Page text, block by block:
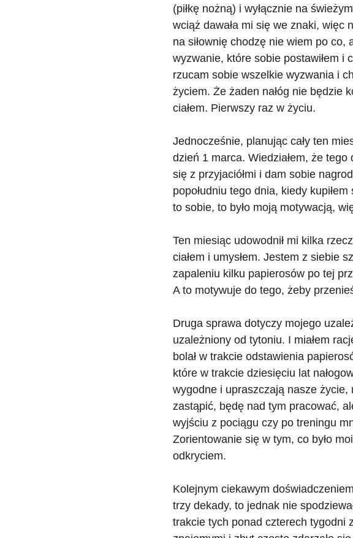
(piłkę nożną) i wyłącznie na
wciąż dawała mi się we znaki, więc
na siłownię chodzę nie wiem po
wyzwanie, które sobie postawiłem i
rzucam sobie wszelkie wyzwania i
życiem. Że żaden nałóg nie będzie
ciałem. Pierwszy raz w życiu.
Jednocześnie, planując cały ten
dzień 1 marca. Wiedziałem, że
się z przyjaciółmi i dam sobie
popołudniu tego dnia, kiedy
to sobie, to było moją motywacją,
Ten miesiąc udowodnił mi kilka
ciałem i umysłem. Jestem z siebie
zapaleniu kilku papierosów po tej
A to motywuje do tego, żeby
Druga sprawa dotyczy mojego
uzależniony od tytoniu. I miałem
bolał w trakcie odstawienia
które w trakcie dziesięciu lat
wygodne i upraszczają nasze życie,
zastąpić, będę nad tym pracować,
wyjściu z pociągu czy po treningu
Zorientowanie się w tym, co było
odkryciem.
Kolejnym ciekawym
trzy dekady, to jednak nie
trakcie tych ponad czterech tygodni